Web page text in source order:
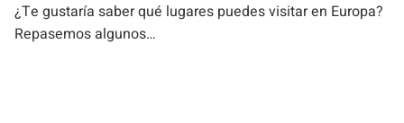
¿Te gustaría saber qué lugares puedes visitar en Europa?
Repasemos algunos…